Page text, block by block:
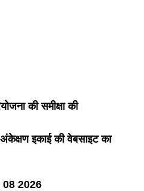
की समीक्षा की
इकाई की वेबसाइट का
2026